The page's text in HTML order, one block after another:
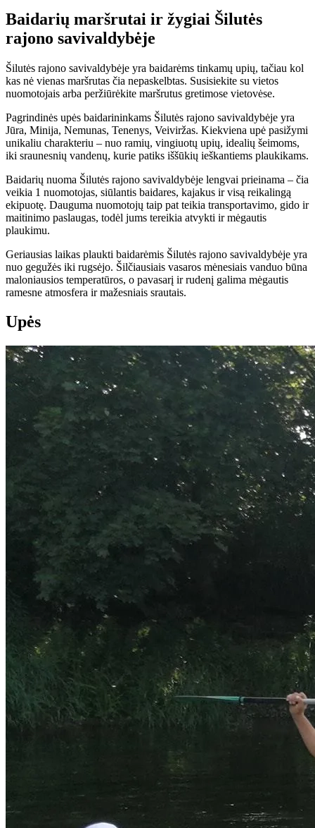
Baidarių maršrutai ir žygiai Šilutės
rajono savivaldybėje
Šilutės rajono savivaldybėje yra baidarėms tinkamų upių, tačiau kol
kas nė vienas maršrutas čia nepaskelbtas. Susisiekite su vietos
nuomotojais arba peržiūrėkite maršrutus gretimose vietovėse.
Pagrindinės upės baidarininkams Šilutės rajono savivaldybėje yra
Jūra, Minija, Nemunas, Tenenys, Veiviržas. Kiekviena upė pasižymi
unikaliu charakteriu – nuo ramių, vingiuotų upių, idealių šeimoms,
iki sraunesnių vandenų, kurie patiks iššūkių ieškantiems plaukikams.
Baidarių nuoma Šilutės rajono savivaldybėje lengvai prieinama – čia
veikia 1 nuomotojas, siūlantis baidares, kajakus ir visą reikalingą
ekipuotę. Dauguma nuomotojų taip pat teikia transportavimo, gido ir
maitinimo paslaugas, todėl jums tereikia atvykti ir mėgautis
plaukimu.
Geriausias laikas plaukti baidarėmis Šilutės rajono savivaldybėje yra
nuo gegužės iki rugsėjo. Šilčiausiais vasaros mėnesiais vanduo būna
maloniausios temperatūros, o pavasarį ir rudenį galima mėgautis
ramesne atmosfera ir mažesniais srautais.
Upės